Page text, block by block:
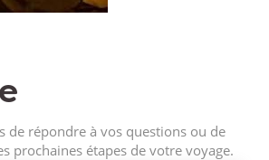
de répondre à vos questions ou de
prochaines étapes de votre voyage.